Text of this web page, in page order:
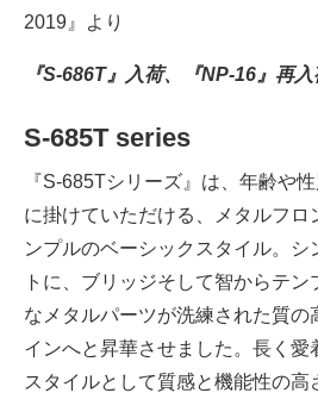
2019』より
『S-686T』入荷、 『NP-16』再
S-685T series
『S-685Tシリーズ』は、年齢や
に掛けていただける、メタルフロ
ンプルのベーシックスタイル。シ
トに、ブリッジそして智からテ
なメタルパーツが洗練された質の
インへと昇華させました。長く愛
スタイルとして質感と機能性の高